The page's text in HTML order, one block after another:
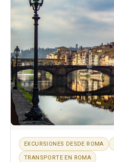
EXCURSIONES DESDE ROMA
TRANSPORTE EN ROMA